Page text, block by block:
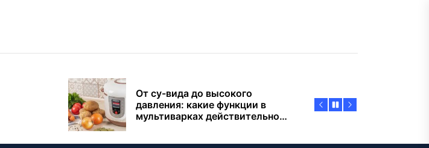
давления: какие функции в
переплачиват
Современный интерьер: как
вписать классическую
чугунную ванну Goldman в